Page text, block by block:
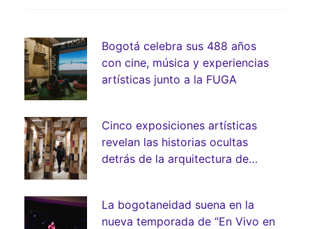
Bogotá celebra sus 488 años
con cine, música y experiencias
artísticas junto a la FUGA
Cinco exposiciones artísticas
revelan las historias ocultas
detrás de la arquitectura de
La bogotaneidad suena en la
nueva temporada de “En Vivo en